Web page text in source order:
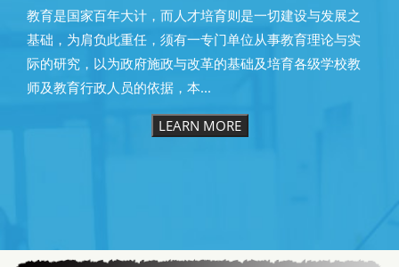
教育是国家百年大计，而人才培育则是一切建设与发展之
基础，为肩负此重任，须有一专门单位从事教育理论与实
际的研究，以为政府施政与改革的基础及培育各级学校教
师及教育行政人员的依据，本...
LEARN MORE